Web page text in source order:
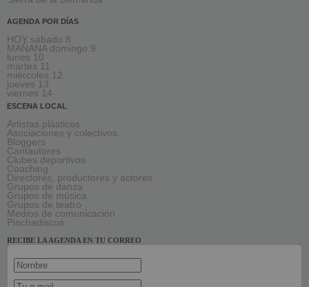
AGENDA POR DÍAS
HOY sábado 8
MAÑANA domingo 9
lunes 10
martes 11
miércoles 12
jueves 13
viernes 14
ESCENA LOCAL
Artistas plásticos
Asociaciones y colectivos
Bloggers
Cantautores
Clubes deportivos
Coaching
Directores, productores y actores
Grupos de danza
Grupos de música
Grupos de teatro
Medios de comunicación
Pinchadiscos
RECIBE LA AGENDA EN TU CORREO